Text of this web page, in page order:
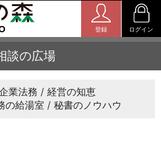
登録 ログイン
談の広場
業法務
経営の知恵
の給湯室 秘書のノウハウ